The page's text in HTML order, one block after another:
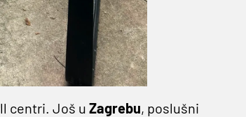
centri. Još u Zagrebu, poslušni